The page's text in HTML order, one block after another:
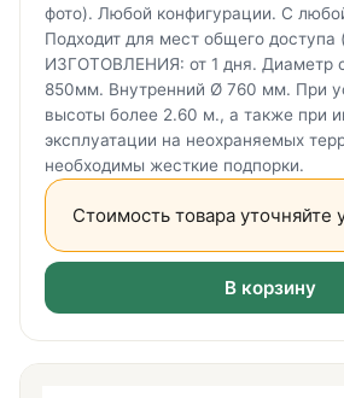
фото). Любой конфигурации. С
Подходит для мест общего
ИЗГОТОВЛЕНИЯ: от 1 дня. Диаметр
850мм. Внутренний Ø 760 мм. При
высоты более 2.60 м., а также при
эксплуатации на неохраняемых
необходимы жесткие подпорки.
Стоимость товара уточняйте
В корзину